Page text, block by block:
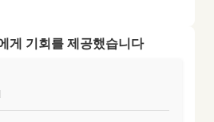
게 기회를 제공했습니다